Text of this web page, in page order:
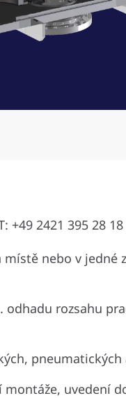
+49 2421 395 28 18
nebo v jedné
odhadu rozsahu
montáže, uvedení